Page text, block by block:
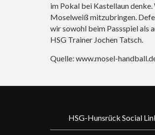
im Pokal bei Kastellaun
Moselweiß mitzubringen.
wir sowohl beim Passspiel als
HSG Trainer Jochen Tatsch.
Quelle: www.mosel-
HSG-Hunsrück Social